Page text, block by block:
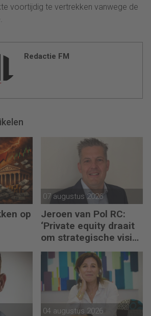
voortijdig te vertrekken vanwege de
Redactie FM
op
07 augustus 2026
Jeroen van Pol RC:
‘Private equity draait
om strategische visie
én operational
excellence’
04 augustus 2026